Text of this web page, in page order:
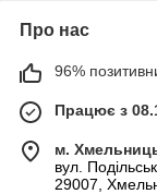
Про нас
96%
Працює з
м.
вул.
29007,